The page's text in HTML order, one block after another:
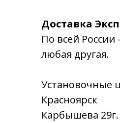
Доставка
По всей
любая другая.
Установочные
Красноярск
Карбышева 29г.